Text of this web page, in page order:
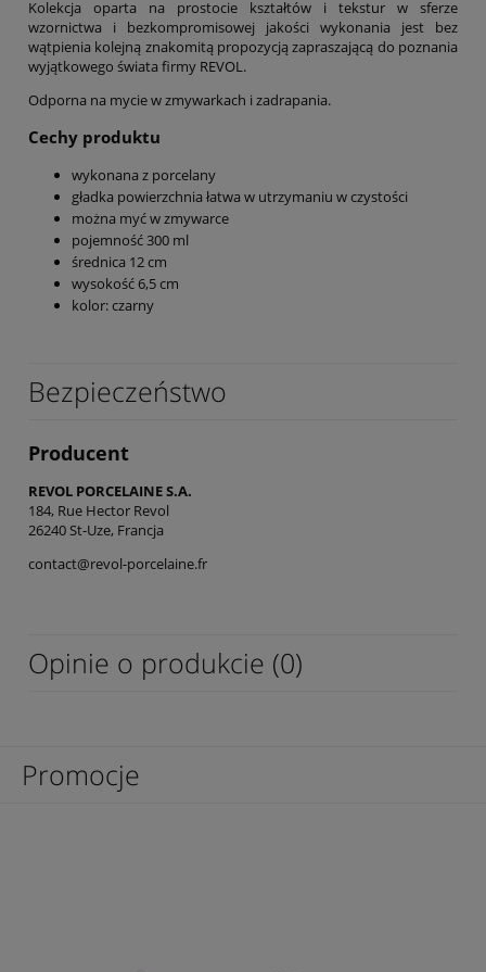
Kolekcja oparta na prostocie kształtów i tekstur w sferze
wzornictwa i bezkompromisowej jakości wykonania jest bez
wątpienia kolejną znakomitą propozycją zapraszającą do poznania
wyjątkowego świata firmy REVOL.
Odporna na mycie w zmywarkach i zadrapania.
Cechy produktu
wykonana z porcelany
gładka powierzchnia łatwa w utrzymaniu w czystości
można myć w zmywarce
pojemność 300 ml
średnica 12 cm
wysokość 6,5 cm
kolor: czarny
Bezpieczeństwo
Producent
REVOL PORCELAINE S.A.
184, Rue Hector Revol
26240 St-Uze, Francja
contact@revol-porcelaine.fr
Opinie o produkcie (0)
Promocje